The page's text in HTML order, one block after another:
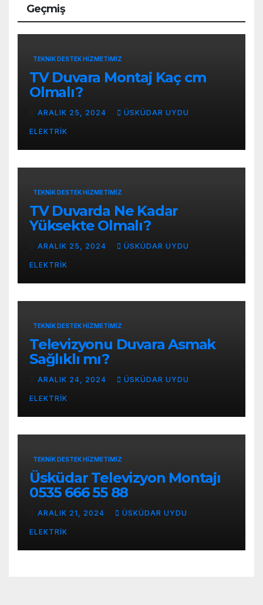
Geçmiş
TEKNIK DESTEK HIZMETIMIZ
TV Duvara Montaj Kaç cm
Olmalı?
ARALIK 25, 2024 ÜSKÜDAR UYDU
ELEKTRIK
TEKNIK DESTEK HIZMETIMIZ
TV Duvarda Ne Kadar
Yüksekte Olmalı?
ARALIK 25, 2024 ÜSKÜDAR UYDU
ELEKTRIK
TEKNIK DESTEK HIZMETIMIZ
Televizyonu Duvara Asmak
Sağlıklı mı?
ARALIK 24, 2024 ÜSKÜDAR UYDU
ELEKTRIK
TEKNIK DESTEK HIZMETIMIZ
Üsküdar Televizyon Montajı
0535 666 55 88
ARALIK 21, 2024 ÜSKÜDAR UYDU
ELEKTRIK